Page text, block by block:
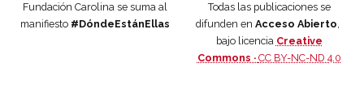
Fundación Carolina se suma al
manifiesto #DóndeEstánEllas
Todas las publicaciones se
difunden en Acceso Abierto,
bajo licencia Creative
Commons · CC BY-NC-ND 4.0